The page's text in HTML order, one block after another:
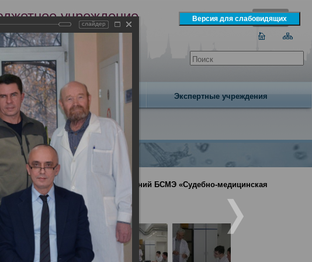
учреждение
экспертизы
Сегодня 6 августа 2026 года
Издательство Экспертные учреждения
криминалистических отделений БСМЭ «Судебно-медицинская
исследований»
слайдер